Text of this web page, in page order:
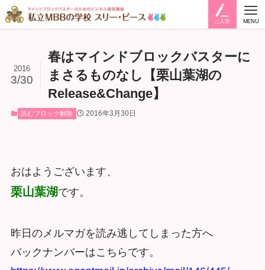
ご入学 MENU
春はマインドブロックバスターに
まさるものなし【栗山葉湖の
Release&Change】
2016
3/30
読むブロック解除 2016年3月30日
おはようございます、
栗山葉湖です。
昨日のメルマガを読み逃してしまった方へ
バックナンバーはこちらです。